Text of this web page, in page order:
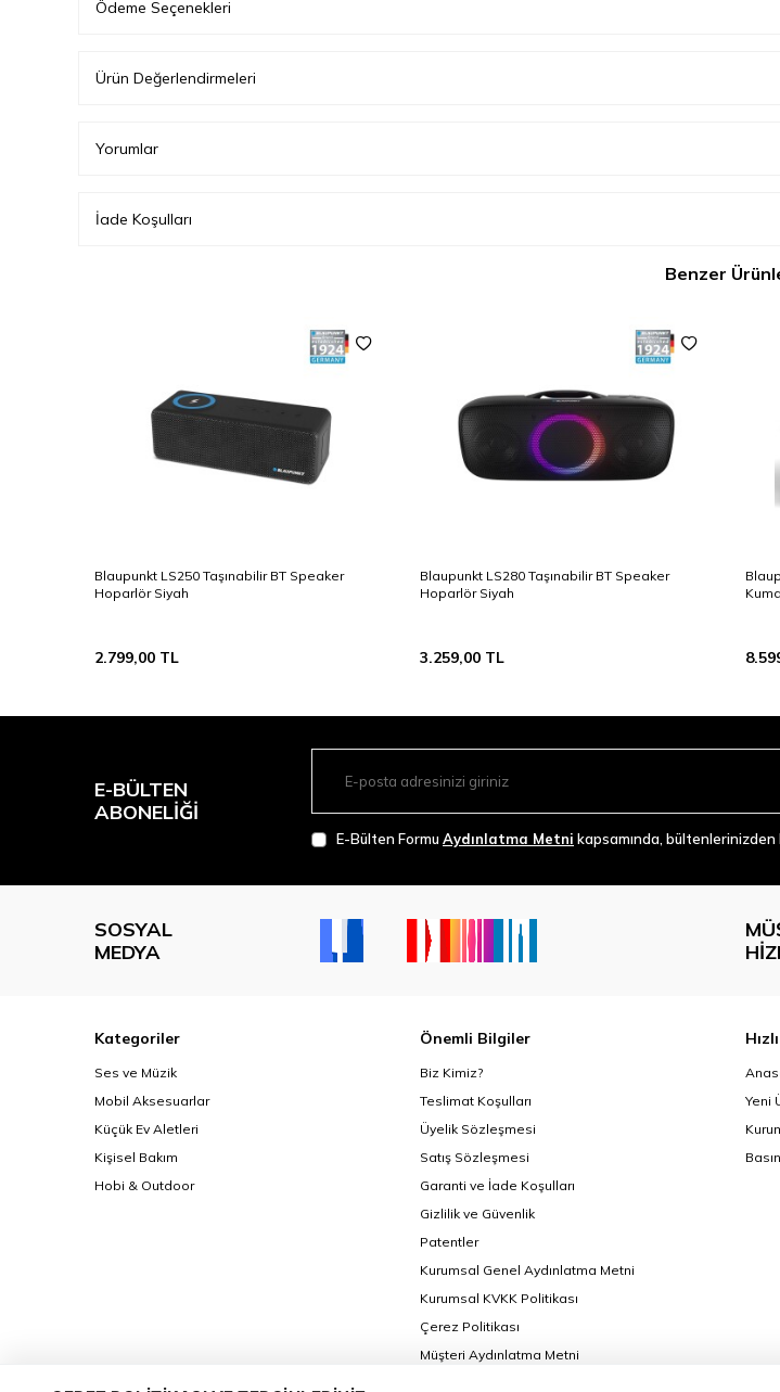
Ödeme Seçenekleri
Ürün Değerlendirmeleri
Yorumlar
İade Koşulları
Benzer
Blaupunkt LS250 Taşınabilir BT Speaker
Hoparlör Siyah
2.799,00 TL
Blaupunkt LS280 Taşınabilir BT Speaker
Hoparlör Siyah
3.259,00 TL
E-BÜLTEN
ABONELIĞI
E-Bülten Formu Aydınlatma Metni kapsamında, bültenlerinizden
SOSYAL
MEDYA
Kategoriler
Ses ve Müzik
Mobil Aksesuarlar
Küçük Ev Aletleri
Kişisel Bakım
Hobi & Outdoor
Önemli Bilgiler
Biz Kimiz?
Teslimat Koşulları
Üyelik Sözleşmesi
Satış Sözleşmesi
Garanti ve İade Koşulları
Gizlilik ve Güvenlik
Patentler
Kurumsal Genel Aydınlatma Metni
Kurumsal KVKK Politikası
Çerez Politikası
Müşteri Aydınlatma Metni
Yeni